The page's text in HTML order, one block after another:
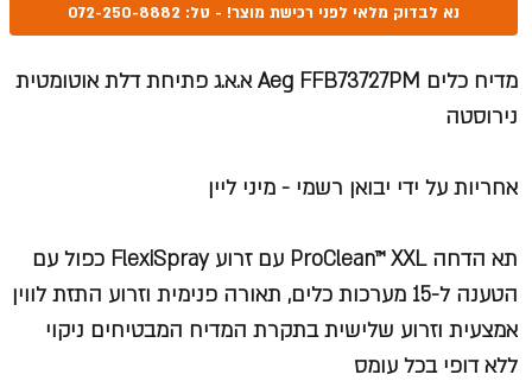
נא לבדוק מלאי לפני רכישת מוצר! - טל: 072-250-8882
מדיח כלים Aeg FFB73727PM א.א.ג פתיחת דלת אוטומטית
נירוסטה
אחריות על ידי יבואן רשמי - מיני ליין
תא הדחה ProClean™ XXL עם זרוע FlexiSpray כפול עם
הטענה ל-15 מערכות כלים, תאורה פנימית וזרוע התזת לווין
אמצעית וזרוע שלישית בתקרת המדיח המבטיחים ניקוי
ללא דופי בכל עומס